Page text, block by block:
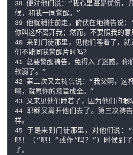
38 便对他们说：“我心里甚是忧伤，
候，和我一同警醒。”
39 他就稍往前走，俯伏在地祷告说
你叫这杯离开我；然而，不要照我的
40 来到门徒那里，见他们睡着了，
们不能同我警醒片时吗？
41 总要警醒祷告，免得入了迷惑，你
软弱了。”
42 第二次又去祷告说：“我父啊，这
喝，就愿你的意旨成全。”
43 又来见他们睡着了，因为他们的眼
44 耶稣又离开他们去了。第三次祷
样。
45 于是来到门徒那里，对他们说：
吧！（“吧！”或作“吗？”）时候到
了。